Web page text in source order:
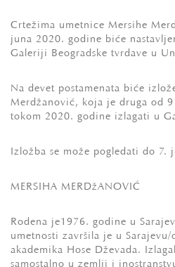
Crtežima umetnice Mersihe
juna 2020. godine biće
Galeriji Beogradske tvrđave u
Na devet postamenata biće
Merdžanović, koja je druga od
tokom 2020. godine izlagati u
Izložba se može pogledati do 7.
MERSIHA MERDžANOVIĆ
Rođena je1976. godine u
umetnosti završila je u Sarajevu/
akademika Hose Dževada.
samostalno u zemlji i